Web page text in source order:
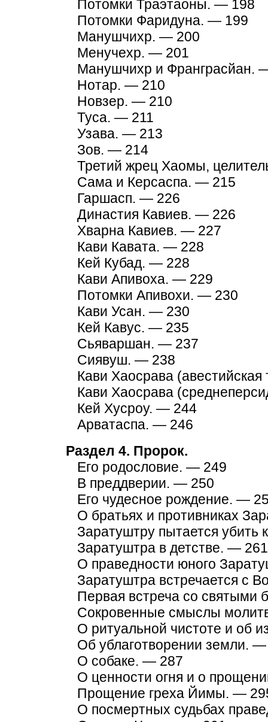
Потомки Траэтаоны. — 198
Потомки Фаридуна. — 199
Манушчихр. — 200
Менучехр. — 201
Манушчихр и Франграсйан.
Нотар. — 210
Новзер. — 210
Туса. — 211
Узава. — 213
Зов. — 214
Третий жрец Хаомы,
Сама и Керсаспа. — 215
Гаршасп. — 226
Династия Кавиев. — 226
Хварна Кавиев. — 227
Кави Кавата. — 228
Кей Кубад. — 228
Кави Апивоха. — 229
Потомки Апивохи. — 230
Кави Усан. — 230
Кей Кавус. — 235
Сьяваршан. — 237
Сиявуш. — 238
Кави Хаосрава
Кави Хаосрава
Кей Хусроу. — 244
Арватаспа. — 246
Раздел 4. Пророк.
Его родословие. — 249
В преддверии. — 250
Его чудесное рождение. —
О братьях и противниках
Заратуштру пытается
Заратуштра в детстве. — 261
О праведности юного
Заратуштра встречается с
Первая встреча со
Сокровенные смыслы
О ритуальной чистоте и об
Об ублаготворении земли.
О собаке. — 287
О ценности огня и о
Прощение греха Йимы. —
О посмертных судьбах